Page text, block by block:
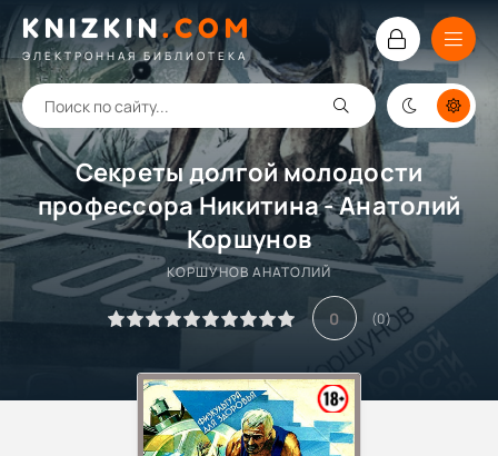
KNIZKIN.COM
ЭЛЕКТРОННАЯ БИБЛИОТЕКА
Секреты долгой молодости
профессора Никитина - Анатолий
Коршунов
КОРШУНОВ АНАТОЛИЙ
0 (0)